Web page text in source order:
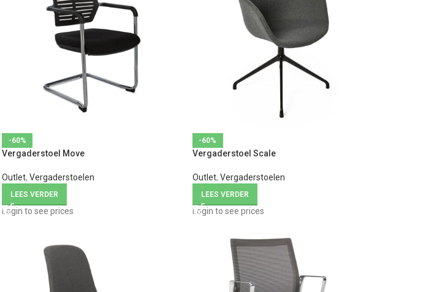
-60%
Vergaderstoel Move
Outlet, Vergaderstoelen
LEES VERDER
Login to see prices
-60%
Vergaderstoel Scale
Outlet, Vergaderstoelen
LEES VERDER
Login to see prices